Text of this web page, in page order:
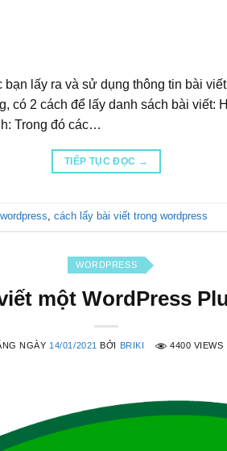
lấy ra và sử dụng thông tin bài
có 2 cách để lấy danh sách bài viết:
Trong đó các…
TIẾP TỤC ĐỌC →
wordpress, cách lấy bài viết trong wordpress
WORDPRESS
một WordPress
NGÀY 14/01/2021 BỞI BRIKI 4400 VIEWS